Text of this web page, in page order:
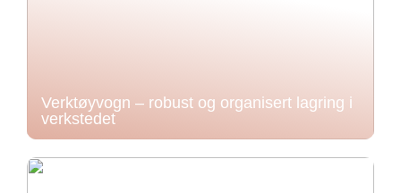
Verktøyvogn – robust og organisert lagring i
verkstedet